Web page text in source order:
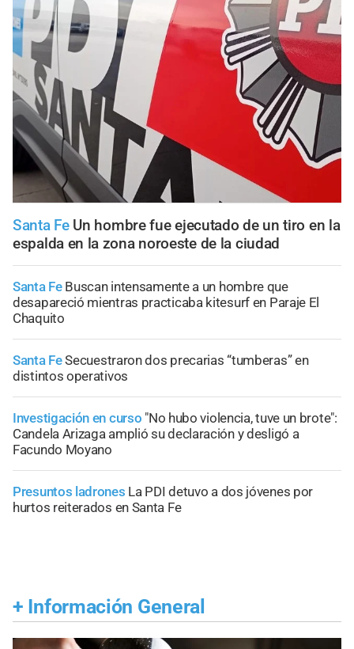
Santa Fe Un hombre fue ejecutado de un tiro en la
espalda en la zona noroeste de la ciudad
Santa Fe Buscan intensamente a un hombre que
desapareció mientras practicaba kitesurf en Paraje El
Chaquito
Santa FeSecuestraron dos precarias “tumberas” en
distintos operativos
Investigación en curso "No hubo violencia, tuve un brote":
Candela Arizaga amplió su declaración y desligó a
Facundo Moyano
Presuntos ladrones La PDI detuvo a dos jóvenes por
hurtos reiterados en Santa Fe
+ Información General